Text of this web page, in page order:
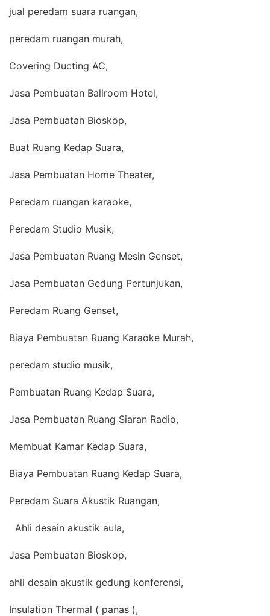
jual peredam suara ruangan,
peredam ruangan murah,
Covering Ducting AC,
Jasa Pembuatan Ballroom Hotel,
Jasa Pembuatan Bioskop,
Buat Ruang Kedap Suara,
Jasa Pembuatan Home Theater,
Peredam ruangan karaoke,
Peredam Studio Musik,
Jasa Pembuatan Ruang Mesin Genset,
Jasa Pembuatan Gedung Pertunjukan,
Peredam Ruang Genset,
Biaya Pembuatan Ruang Karaoke Murah,
peredam studio musik,
Pembuatan Ruang Kedap Suara,
Jasa Pembuatan Ruang Siaran Radio,
Membuat Kamar Kedap Suara,
Biaya Pembuatan Ruang Kedap Suara,
Peredam Suara Akustik Ruangan,
Ahli desain akustik aula,
Jasa Pembuatan Bioskop,
ahli desain akustik gedung konferensi,
Insulation Thermal ( panas ),